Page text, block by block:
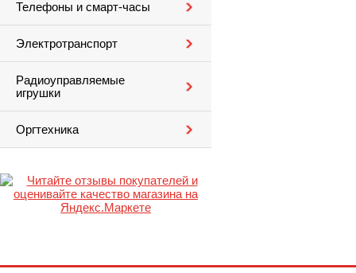
Телефоны и смарт-часы
Электротранспорт
Радиоуправляемые
игрушки
Оргтехника